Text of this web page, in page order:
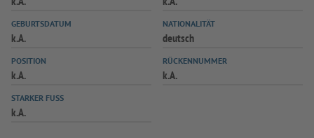
SPIELPLUS
GEBURTSDATUM
k.A.
NATIONALITÄT
deutsch
POSITION
k.A.
RÜCKENNUMMER
k.A.
STARKER FUSS
k.A.